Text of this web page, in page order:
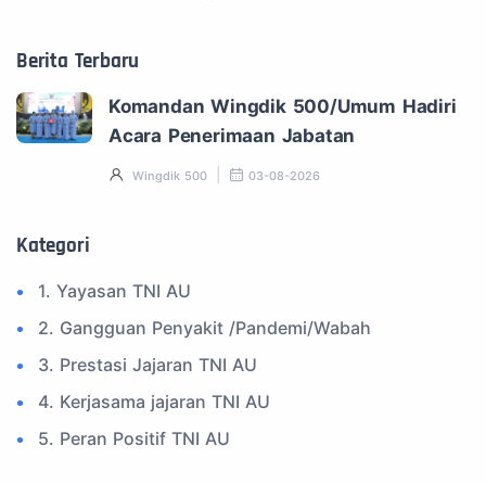
Berita Terbaru
Komandan Wingdik 500/Umum Hadiri
Acara Penerimaan Jabatan
Wingdik 500 03-08-2026
Kategori
1. Yayasan TNI AU
2. Gangguan Penyakit /Pandemi/Wabah
3. Prestasi Jajaran TNI AU
4. Kerjasama jajaran TNI AU
5. Peran Positif TNI AU